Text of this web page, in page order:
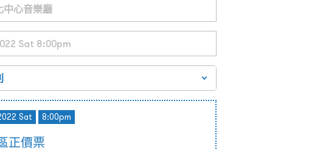
Sat 8:00pm
正價票